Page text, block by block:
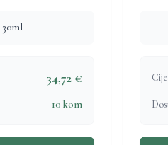
30ml
34,72 €
10 kom